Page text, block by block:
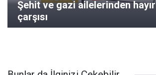
Şehit ve gazi ailelerinden hayır
çarşısı